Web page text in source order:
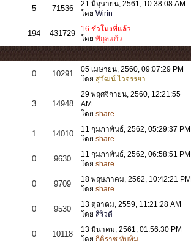
5 71536
21 มิถุนายน, 2561, 10:38:08 AM
โดย Wirin
194 431729
16 ชั่วโมงที่แล้ว
โดย พิกุลแก้ว
0 10291
05 เมษายน, 2560, 09:07:29 PM
โดย สุวัฒน์ ไวจรรยา
3 14948
29 พฤศจิกายน, 2560, 12:21:55
AM
โดย share
1 14010
11 กุมภาพันธ์, 2562, 05:29:37 PM
โดย share
0 9630
11 กุมภาพันธ์, 2562, 06:58:51 PM
โดย share
0 9709
18 พฤษภาคม, 2562, 10:42:21 PM
โดย share
0 9530
13 ตุลาคม, 2559, 11:21:28 AM
โดย สิริวตี
0 10118
13 มีนาคม, 2561, 01:56:30 PM
โดย กิติราช ทับทิม